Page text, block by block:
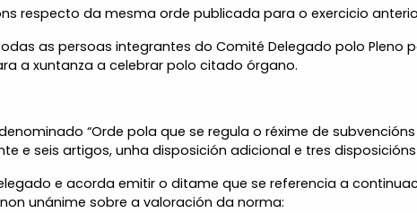
respecto da mesma orde publicada para o exercicio
as persoas integrantes do Comité Delegado polo Pleno
a xuntanza a celebrar polo citado órgano.
“Orde pola que se regula o réxime de
e seis artigos, unha disposición adicional e tres
e acorda emitir o ditame que se referencia a
unánime sobre a valoración da norma: